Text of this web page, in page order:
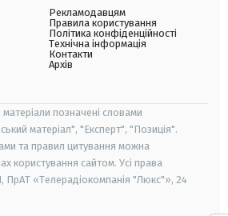
Рекламодавцям
Правила користування
Політика конфіденційності
Технічна інформація
Контакти
Архів
матеріали позначені словами
матеріал", "Експерт", "Позиція".
та правил цитування можна
користування сайтом. Усі права
ПрАТ «Телерадіокомпанія "Люкс"», 24